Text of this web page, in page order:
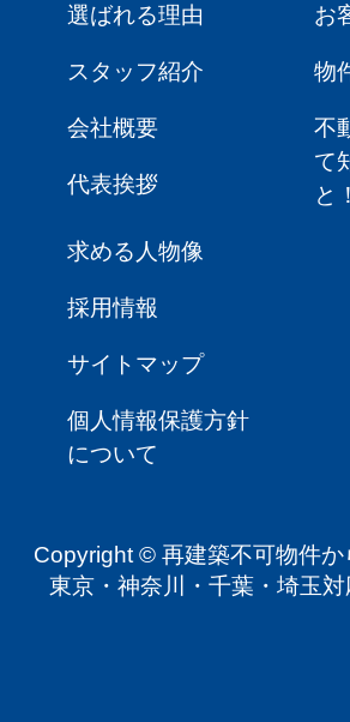
選ばれる理由
スタッフ紹介
会社概要
代表挨拶
お
物
不
て
と
求める人物像
採用情報
サイトマップ
個人情報保護方針
について
Copyright © 再建築不可物件
東京・神奈川・千葉・埼玉